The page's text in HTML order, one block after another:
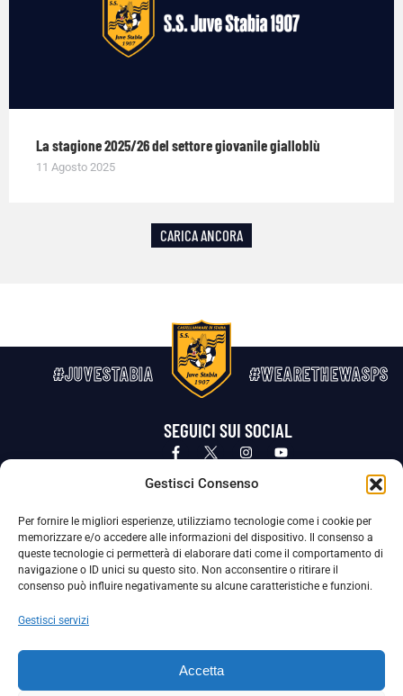
Gestisci Consenso
Per fornire le migliori esperienze, utilizziamo tecnologie come i cookie per
memorizzare e/o accedere alle informazioni del dispositivo. Il consenso a
queste tecnologie ci permetterà di elaborare dati come il comportamento di
navigazione o ID unici su questo sito. Non acconsentire o ritirare il
consenso può influire negativamente su alcune caratteristiche e funzioni.
Gestisci servizi
Accetta
La stagione 2025/26 del settore giovanile gialloblù
11 Agosto 2025
CARICA ANCORA
#JUVESTABIA #WEARETHEWASPS
SEGUICI SUI SOCIAL
Privacy Policy Cookie Policy
La Società ha nominato il Responsabile della Protezione dei Dati Personali (DPO), figura specializzata che vigila sulle modalità
adottate dalla nostra Società per tutelare i Suoi dati personali.
Per contattare il DPO può scrivere a